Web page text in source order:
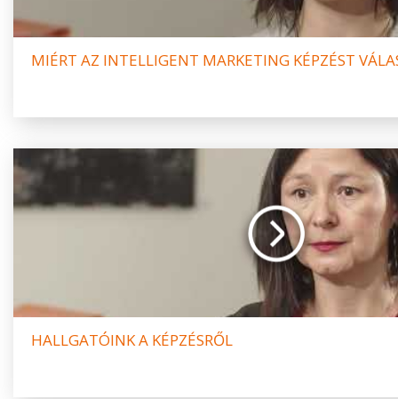
MIÉRT AZ INTELLIGENT MARKETING KÉPZÉST
HALLGATÓINK A KÉPZÉSRŐL